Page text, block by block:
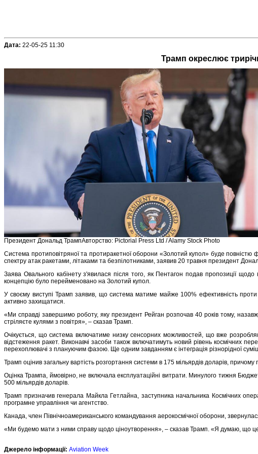
Дата: 22-05-25 11:30
Трамп окреслює
Президент Дональд ТрампАвторство: Pictorial Press Ltd / Alamy Stock Photo
Система протиповітряної та протиракетної оборони «Золотий купол» буде повністю
спектру атак ракетами, літаками та безпілотниками, заявив 20 травня президент
Заява Овального кабінету з'явилася після того, як Пентагон подав пропозиції
концепцію було перейменовано на Золотий купол.
У своєму виступі Трамп заявив, що система матиме майже 100% ефективність проти
активно захищатися.
«Ми справді завершимо роботу, яку президент Рейган розпочав 40 років тому,
стріляєте кулями з повітря», – сказав Трамп.
Очікується, що система включатиме низку сенсорних можливостей, що вже
відстеження ракет. Виконавчі засоби також включатимуть новий рівень космічних
перехоплювачі з плануючим фазою. Ще одним завданням є інтеграція різнорідної
Трамп оцінив загальну вартість розгортання системи в 175 мільярдів доларів,
Оцінка Трампа, ймовірно, не включала експлуатаційні витрати. Минулого тижня
500 мільярдів доларів.
Трамп призначив генерала Майкла Гетлайна, заступника начальника Космічних
програмне управління чи агентство.
Канада, член Північноамериканського командування аерокосмічної оборони,
«Ми будемо мати з ними справу щодо ціноутворення», – сказав Трамп. «Я думаю, що
Джерело інформації: Aviation Week